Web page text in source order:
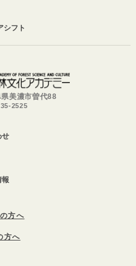
シフト
美濃市曽代88
2525
せ
報
方へ
方へ